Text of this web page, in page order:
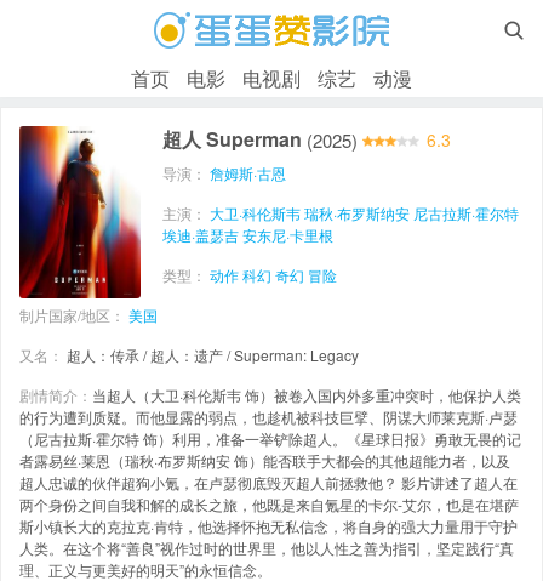

首页 电影 电视剧 综艺 动漫
超人 Superman (2025) 6.3
导演： 詹姆斯·古恩
主演： 大卫·科伦斯韦瑞秋·布罗斯纳安 尼古拉斯·霍尔特
埃迪·盖瑟吉安东尼·卡里根
类型： 动作科幻 奇幻 冒险
制片国家/地区： 美国
又名： 超人：传承 / 超人：遗产 / Superman: Legacy
剧情简介： 当超人（大卫·科伦斯韦 饰）被卷入国内外多重冲突时，他保护人类
的行为遭到质疑。而他显露的弱点，也趁机被科技巨擘、阴谋大师莱克斯·卢瑟
（尼古拉斯·霍尔特 饰）利用，准备一举铲除超人。《星球日报》勇敢无畏的记
者露易丝·莱恩（瑞秋·布罗斯纳安 饰）能否联手大都会的其他超能力者，以及
超人忠诚的伙伴超狗小氪，在卢瑟彻底毁灭超人前拯救他？ 影片讲述了超人在
两个身份之间自我和解的成长之旅，他既是来自氪星的卡尔-艾尔，也是在堪萨
斯小镇长大的克拉克·肯特，他选择怀抱无私信念，将自身的强大力量用于守护
人类。在这个将“善良”视作过时的世界里，他以人性之善为指引，坚定践行“真
理、正义与更美好的明天”的永恒信念。